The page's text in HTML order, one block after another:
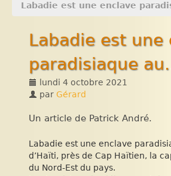
Adhérer
Contacts
Liens
Labadie est une enclave
Labadie est une
paradisiaque
lundi 4 octobre 2021
par Gérard
Un article de Patrick André.
Labadie est une enclave
d’Haïti, près de Cap Haïtien, la
du Nord-Est du pays.